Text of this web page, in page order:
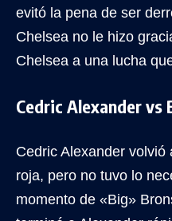
evitó la pena de ser
Chelsea no le hizo
Chelsea a una lucha
Cedric Alexander vs
Cedric Alexander
roja, pero no tuvo lo
momento de «Big»